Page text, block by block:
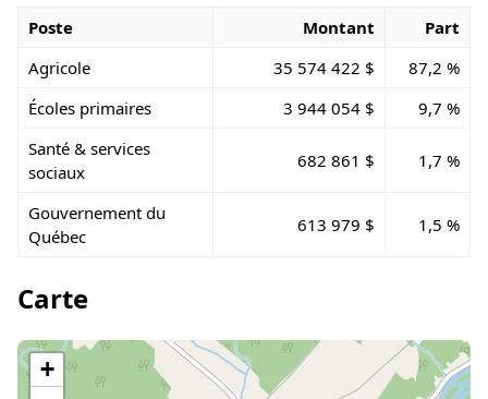
Poste Montant
Part
Agricole
35 574 422 $
87,2 %
Écoles primaires
3 944 054 $
9,7 %
Santé & services
sociaux
682 861 $ 1,7 %
Gouvernement du
Québec
613 979 $ 1,5 %
Carte
+